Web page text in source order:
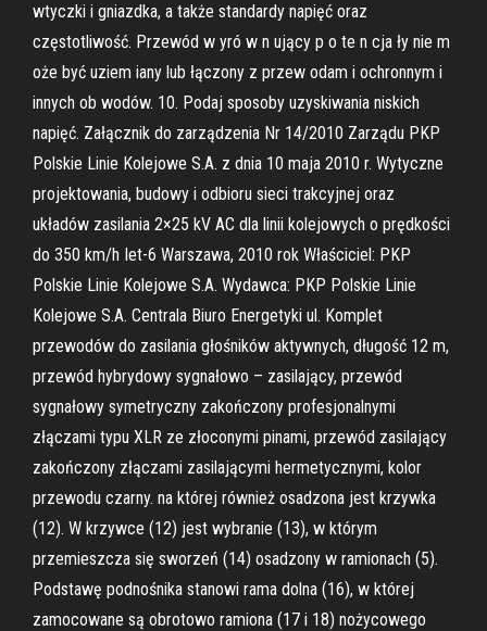
wtyczki i gniazdka, a także standardy napięć oraz
częstotliwość. Przewód w yró w n ujący p o te n cja ły nie m
oże być uziem iany lub łączony z przew odam i ochronnym i
innych ob­ wodów. 10. Podaj sposoby uzyskiwania niskich
napięć. Załącznik do zarządzenia Nr 14/2010 Zarządu PKP
Polskie Linie Kolejowe S.A. z dnia 10 maja 2010 r. Wytyczne
projektowania, budowy i odbioru sieci trakcyjnej oraz
układów zasilania 2×25 kV AC dla linii kolejowych o prędkości
do 350 km/h Iet-6 Warszawa, 2010 rok Właściciel: PKP
Polskie Linie Kolejowe S.A. Wydawca: PKP Polskie Linie
Kolejowe S.A. Centrala Biuro Energetyki ul. Komplet
przewodów do zasilania głośników aktywnych, długość 12 m,
przewód hybrydowy sygnałowo – zasilający, przewód
sygnałowy symetryczny zakończony profesjonalnymi
złączami typu XLR ze złoconymi pinami, przewód zasilający
zakończony złączami zasilającymi hermetycznymi, kolor
przewodu czarny. na której również osadzona jest krzywka
(12). W krzywce (12) jest wybranie (13), w którym
przemieszcza się sworzeń (14) osadzony w ramionach (5).
Podstawę podnośnika stanowi rama dolna (16), w której
zamocowane są obrotowo ramiona (17 i 18) nożycowego